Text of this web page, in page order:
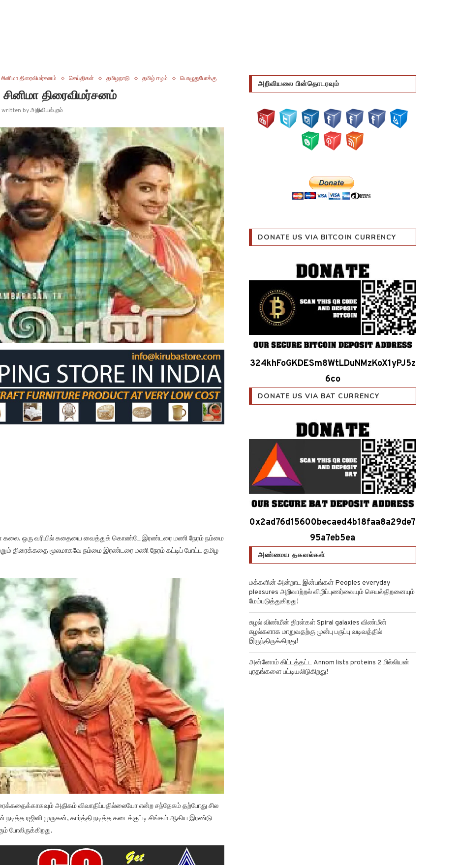
சினிமா திரைவிமர்சனம் செய்திகள் தமிழநாடு தமிழ் ஈழம் பொழுதுபோக்கு
திரைவிமர்சனம்
written byஅறிவியல்புரம்
கலை. ஒரு வரியில் கதையை வைத்துக் கொண்டே இரண்டரை மணி நேரம் நம்மை
திரைக்கதை மூலமாகவே நம்மை இரண்டரை மணி நேரம் கட்டிப் போட்ட தமிழ
அதிகம் விவாதிப்பதில்லையோ என்ற சந்தேகம் தற்போது சில
ரஜினி முருகன், கார்த்தி நடித்த கடைக்குட்டி சிங்கம் ஆகிய இரண்டு
போலிருக்கிறது.
அறிவியலை பின்தொடரவும்
DONATE US VIA BITCOIN CURRENCY
324khFoGKDESm8WtLDuNMzKoX1yPJ5z
6co
DONATE US VIA BAT CURRENCY
0x2ad76d15600becaed4b18faa8a29de7
95a7eb5ea
அண்மைய தகவல்கள்
மக்களின் அன்றாட இன்பங்கள் Peoples everyday
pleasures அறிவாற்றல் விழிப்புணர்வையும் செயல்திறனையும்
மேம்படுத்துகிறது!
சுழல் விண்மீன் திரள்கள் Spiral galaxies விண்மீன்
சுழல்களாக மாறுவதற்கு முன்பு பருப்பு வடிவத்தில்
இருந்திருக்கிறது!
அன்னோம் கிட்டத்தட்ட Annom lists proteins 2 மில்லியன்
புரதங்களை பட்டியலிடுகிறது!